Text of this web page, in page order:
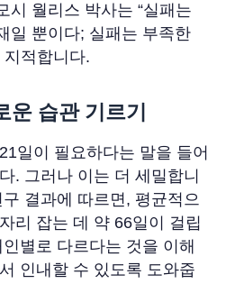
시 월리스 박사는 “실패는
일 뿐이다; 실패는 부족한
지적합니다.
운 습관 기르기
일이 필요하다는 말을 들어
. 그러나 이는 더 세밀합니
결과에 따르면, 평균적으
리 잡는 데 약 66일이 걸립
별로 다르다는 것을 이해
인내할 수 있도록 도와줍